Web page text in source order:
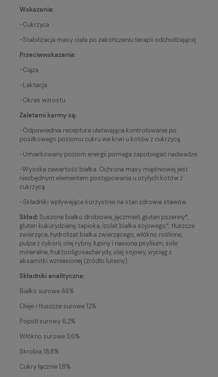
Wskazania:
-Cukrzyca
-Stabilizacja masy ciała po zakończeniu terapii odchudzającej
Przeciwwskazania:
-Ciąża
-Laktacja
-Okres wzrostu
Zaletami karmy są:
-Odpowiednia receptura ułatwiająca kontrolowanie po
posiłkowego poziomu cukru we krwi u kotów z cukrzycą.
-Umiarkowany poziom energii pomaga zapobiegać nadwadze.
-Wysoka zawartość białka. Ochrona masy mięśniowej jest
niezbędnym elementem postępowania u otyłych kotów z
cukrzycą
-Składniki wpływające korzystnie na stan zdrowia stawów.
Skład:Suszone białko drobiowe, jęczmień, gluten pszenny*,
gluten kukurydziany, tapioka, izolat białka sojowego*, tłuszcze
zwierzęce, hydrolizat białka zwierzęcego, włókno roślinne,
pulpa z cykorii, olej rybny, łupiny i nasiona psyllium, sole
mineralne, fruktooligosacharydy, olej sojowy, wyciąg z
aksamitki wzniesionej (źródło luteiny)
Składniki analityczne:
Białko surowe 46%
Oleje i tłuszcze surowe 12%
Popiół surowy 6,2%
Włókno surowe 3,6%
Skrobia 18,8%
Cukry łącznie 1,8%